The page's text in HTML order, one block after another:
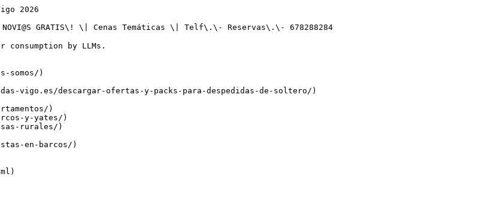
2026
GRATIS\! \| Cenas Temáticas \| Telf\.\- Reservas\.\- 678288284
by LLMs.
somos/)
vigo.es/descargar-ofertas-y-packs-para-despedidas-de-soltero/)
)
y-yates/)
rurales/)
en-barcos/)